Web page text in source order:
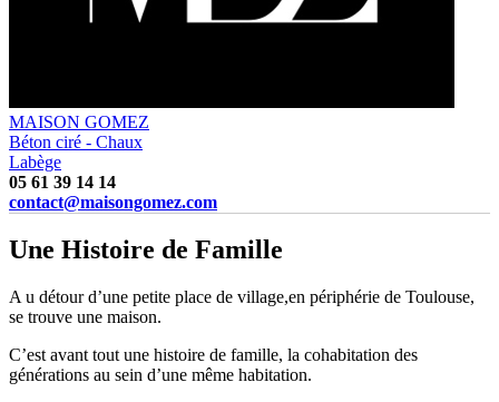
MAISON GOMEZ
Béton ciré - Chaux
Labège
05 61 39 14 14
contact@maisongomez.com
Une Histoire de Famille
A u détour d’une petite place de village,en périphérie de Toulouse,
se trouve une maison.
C’est avant tout une histoire de famille, la cohabitation des
générations au sein d’une même habitation.